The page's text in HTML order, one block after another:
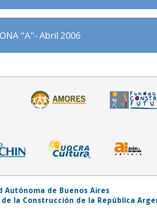
"A"- Abril 2006
Autónoma de Buenos Aires
de la Construcción de la República